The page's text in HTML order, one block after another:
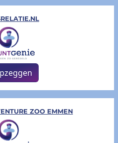
ZOO EMMEN